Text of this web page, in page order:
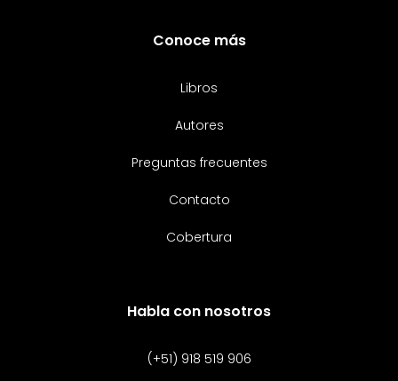
Conoce más
Libros
Autores
Preguntas frecuentes
Contacto
Cobertura
Habla con nosotros
(+51) 918 519 906